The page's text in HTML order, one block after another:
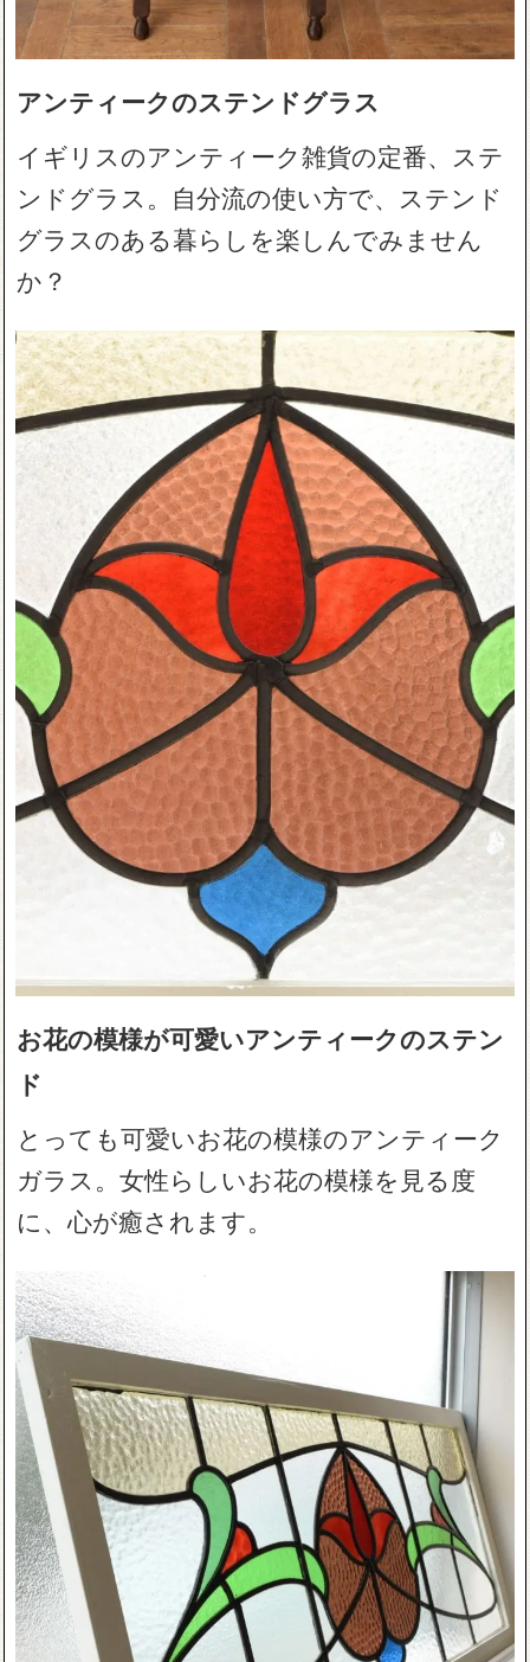
アンティークのステンドグラス
イギリスのアンティーク雑貨の定番、ステ
ンドグラス。自分流の使い方で、ステンド
グラスのある暮らしを楽しんでみません
か？
お花の模様が可愛いアンティークのステン
ド
とっても可愛いお花の模様のアンティーク
ガラス。女性らしいお花の模様を見る度
に、心が癒されます。